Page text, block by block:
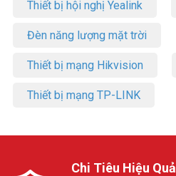
Thiết bị hội nghị Yealink
Đèn năng lượng mặt trời
Thiết bị mạng Hikvision
Thiết bị mạng TP-LINK
Chi Tiêu Hiệu Quả